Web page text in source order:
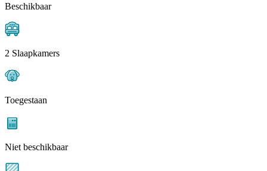
Beschikbaar
2 Slaapkamers
Toegestaan
Niet beschikbaar